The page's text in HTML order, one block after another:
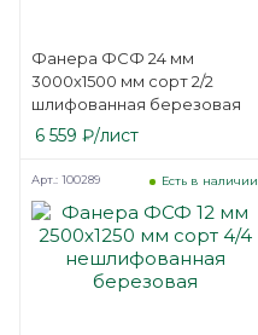
Фанера ФСФ 24 мм
3000х1500 мм сорт 2/2
шлифованная березовая
6 559 ₽/лист
Есть в наличии
Арт.: 100289